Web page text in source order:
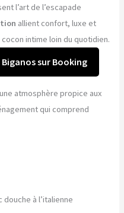
l’art de l’escapade
allient confort, luxe et
intime loin du quotidien.
sur Booking
atmosphère propice aux
qui comprend
à l’italienne